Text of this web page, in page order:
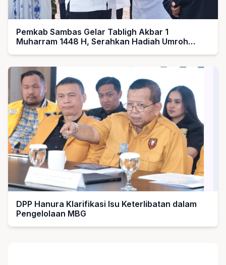
Pemkab Sambas Gelar Tabligh Akbar 1
Muharram 1448 H, Serahkan Hadiah Umroh
DPP Hanura Klarifikasi Isu Keterlibatan dalam
Pengelolaan MBG